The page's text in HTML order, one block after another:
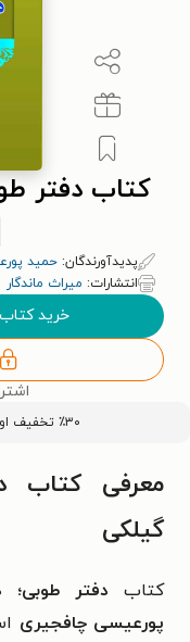
کتاب دفتر
پدیدآورندگان: حمید
انتشارات: میراث ماندگار
خرید
٪۳۰ تخفیف اولین خرید کتاب با کد
معرفی کتاب
گیلکی
کتابدفتر طوبی؛
پورعیسی چافجیری